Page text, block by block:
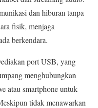
dan hiburan tanpa
fisik, menjaga
berkendara.
port USB, yang
menghubungkan
atau smartphone untuk
tidak menawarkan